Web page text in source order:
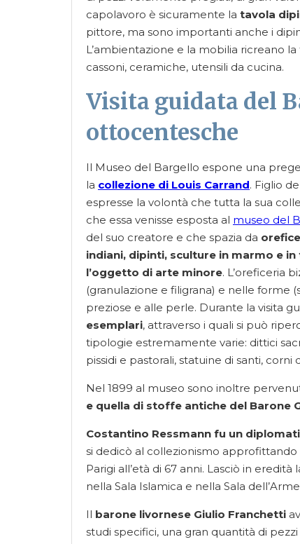
capolavoro è sicuramente la tavola
pittore, ma sono importanti anche i
L’ambientazione e la mobilia ricreano
cassoni, ceramiche, utensili da cucina.
Visita guidata del
ottocentesche
Il Museo del Bargello espone una
la collezione di Louis Carrand. Figlio
espresse la volontà che tutta la sua
che essa venisse esposta al museo del
del suo creatore e che spazia da
indiani, dipinti, sculture in marmo e
l’oggetto di arte minore. L’oreficeria
(granulazione e filigrana) e nelle forme
preziose e alle perle. Durante la visita
esemplari, attraverso i quali si può
tipologie estremamente varie: dittici
pissidi e pastorali, statuine di santi,
Nel 1899 al museo sono inoltre
e quella di stoffe antiche del Barone
Costantino Ressmann fu un
si dedicò al collezionismo
Parigi all’età di 67 anni. Lasciò in
nella Sala Islamica e nella Sala
Il barone livornese Giulio Franchetti
studi specifici, una gran quantità di